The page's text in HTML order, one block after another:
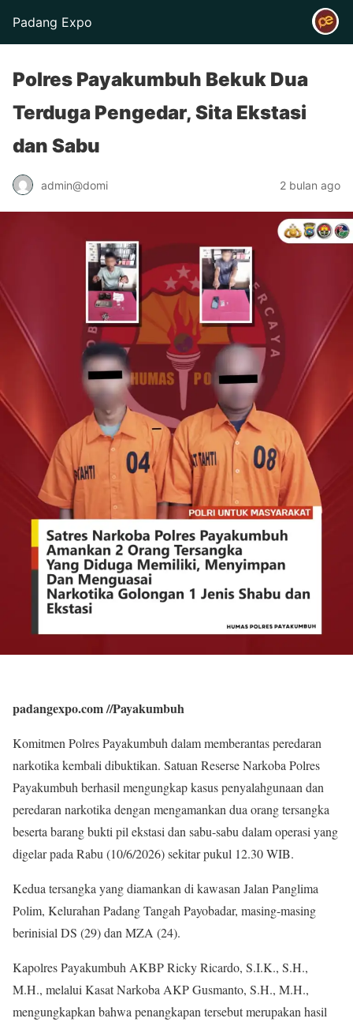
Padang Expo
Polres Payakumbuh Bekuk Dua
Terduga Pengedar, Sita Ekstasi
dan Sabu
admin@domi 2 bulan ago
padangexpo.com //Payakumbuh
Komitmen Polres Payakumbuh dalam memberantas peredaran
narkotika kembali dibuktikan. Satuan Reserse Narkoba Polres
Payakumbuh berhasil mengungkap kasus penyalahgunaan dan
peredaran narkotika dengan mengamankan dua orang tersangka
beserta barang bukti pil ekstasi dan sabu-sabu dalam operasi yang
digelar pada Rabu (10/6/2026) sekitar pukul 12.30 WIB.
Kedua tersangka yang diamankan di kawasan Jalan Panglima
Polim, Kelurahan Padang Tangah Payobadar, masing-masing
berinisial DS (29) dan MZA (24).
Kapolres Payakumbuh AKBP Ricky Ricardo, S.I.K., S.H.,
M.H., melalui Kasat Narkoba AKP Gusmanto, S.H., M.H.,
mengungkapkan bahwa penangkapan tersebut merupakan hasil